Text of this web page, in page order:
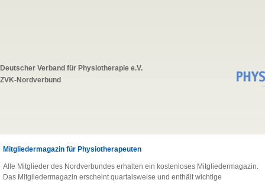
Deutscher Verband für Physiotherapie e.V.
ZVK-Nordverbund
Mitgliedermagazin für Physiotherapeuten
Alle Mitglieder des Nordverbundes erhalten ein kostenloses Mitgliedermagazin.
Das Mitgliedermagazin erscheint quartalsweise und enthält wichtige